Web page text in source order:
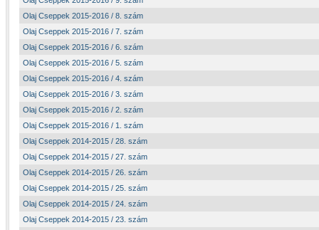
Olaj Cseppek 2015-2016 / 8. szám
Olaj Cseppek 2015-2016 / 7. szám
Olaj Cseppek 2015-2016 / 6. szám
Olaj Cseppek 2015-2016 / 5. szám
Olaj Cseppek 2015-2016 / 4. szám
Olaj Cseppek 2015-2016 / 3. szám
Olaj Cseppek 2015-2016 / 2. szám
Olaj Cseppek 2015-2016 / 1. szám
Olaj Cseppek 2014-2015 / 28. szám
Olaj Cseppek 2014-2015 / 27. szám
Olaj Cseppek 2014-2015 / 26. szám
Olaj Cseppek 2014-2015 / 25. szám
Olaj Cseppek 2014-2015 / 24. szám
Olaj Cseppek 2014-2015 / 23. szám